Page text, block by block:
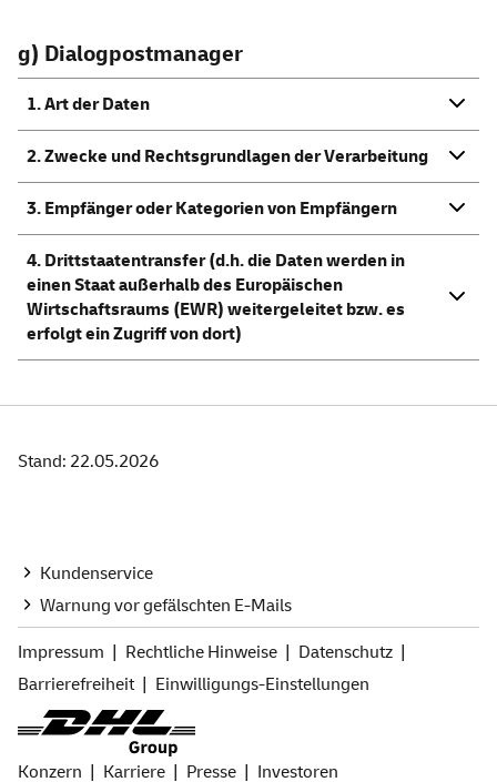
g) Dialogpostmanager
1. Art der Daten
2. Zwecke und Rechtsgrundlagen der Verarbeitung
3. Empfänger oder Kategorien von Empfängern
4. Drittstaatentransfer (d.h. die Daten werden in
einen Staat außerhalb des Europäischen
Wirtschaftsraums (EWR) weitergeleitet bzw. es
erfolgt ein Zugriff von dort)
Stand: 22.05.2026
Kundenservice
Warnung vor gefälschten E-Mails
Impressum Rechtliche Hinweise
Datenschutz
Barrierefreiheit
Einwilligungs-Einstellungen
Konzern Karriere Presse Investoren